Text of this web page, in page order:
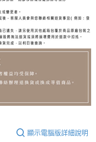
顯示電腦版詳細說明